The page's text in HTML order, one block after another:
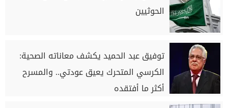
الحوثيين
توفيق عبد الحميد يكشف معاناته الصحية:
الكرسي المتحرك يعيق عودتي.. والمسرح
أكثر ما أفتقده